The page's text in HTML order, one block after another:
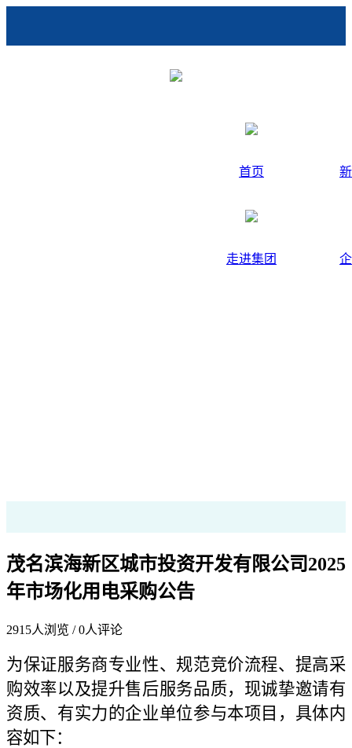
首页
走进集团
茂名滨海新区城市投资开发有限公司2025
年市场化用电采购公告
2915人浏览 /0人评论
为保证服务商专业性、规范竞价流程、提高采
购效率以及提升售后服务品质，现诚挚邀请有
资质、有实力的企业单位参与本项目，具体内
容如下：